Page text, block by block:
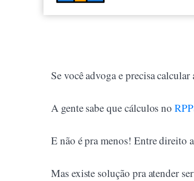
Se você advoga e precisa
A gente sabe que cálculos no
E não é pra menos! Entre direito
Mas existe solução pra atender